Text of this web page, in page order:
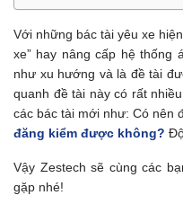
Với những bác tài yêu xe
xe” hay nâng cấp hệ thống
như xu hướng và là đề tài
quanh đề tài này có rất
các bác tài mới như: Có nên
đăng kiểm được không?
Vậy Zestech sẽ cùng các
gặp nhé!